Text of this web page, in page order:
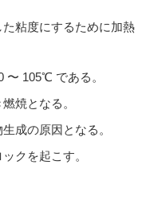
粘度にするために加熱
〜 105℃ である。
焼となる。
成の原因となる。
クを起こす。